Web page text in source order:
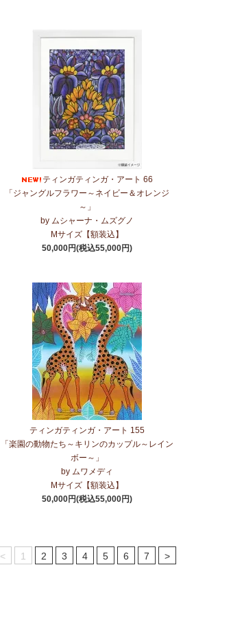
ティンガティンガ・アート 66
「ジャングルフラワー～ネイビー＆オレンジ
～」
by ムシャーナ・ムズグノ
Mサイズ【額装込】
50,000円(税込55,000円)
ティンガティンガ・アート 155
「楽園の動物たち～キリンのカップル～レイン
ボー～」
by ムワメディ
Mサイズ【額装込】
50,000円(税込55,000円)
< 1 2 3 4 5 6 7 >